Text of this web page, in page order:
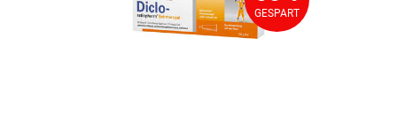
GESPART
GESPART